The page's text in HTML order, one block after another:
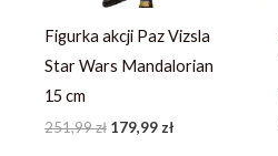
Figurka akcji Paz Vizsla
Star Wars Mandalorian
15 cm
251,99zł 179,99zł